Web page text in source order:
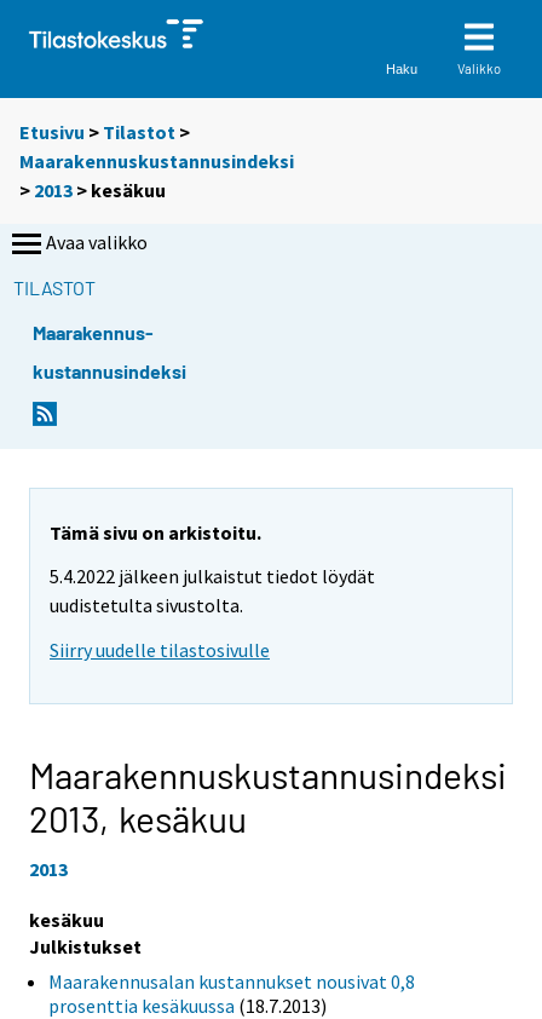
Haku Valikko
Etusivu > Tilastot >
Maarakennuskustannusindeksi
> 2013 > kesäkuu
Avaa valikko
TILASTOT
Maarakennus-
kustannusindeksi
Tämä sivu on arkistoitu.
5.4.2022 jälkeen julkaistut tiedot löydät
uudistetulta sivustolta.
Siirry uudelle tilastosivulle
Maarakennuskustannusindeksi
2013, kesäkuu
2013
kesäkuu
Julkistukset
Maarakennusalan kustannukset nousivat 0,8
prosenttia kesäkuussa (18.7.2013)